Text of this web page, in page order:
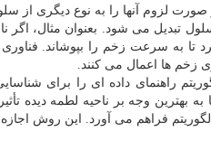
لزوم آنها را به نوع دیگری از
تبدیل می شود. بعنوان مثال،
تا به سرعت زخم را بپوشاند.
زخم ها اعمال می کنند.
راهنمای داده ای را برای
بهترین وجه بر ناحیه لطمه دیده
الگوریتم فراهم می آورد. این روش